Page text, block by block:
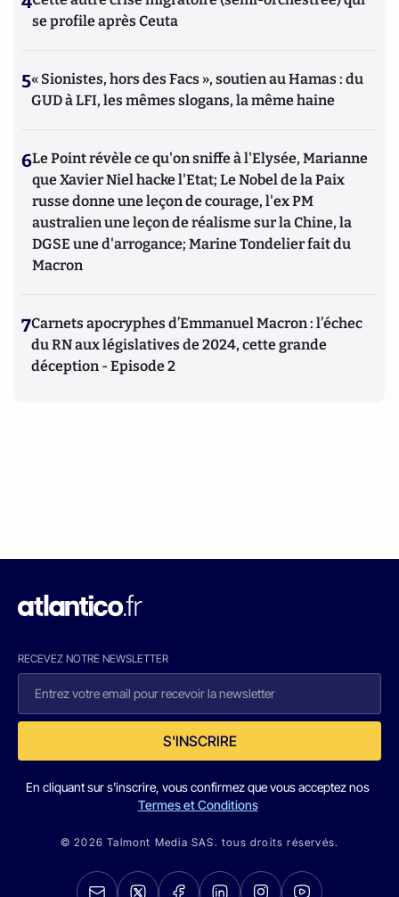
se profile après Ceuta
5« Sionistes, hors des Facs », soutien au Hamas : du
GUD à LFI, les mêmes slogans, la même haine
6Le Point révèle ce qu'on sniffe à l'Elysée, Marianne
que Xavier Niel hacke l'Etat; Le Nobel de la Paix
russe donne une leçon de courage, l'ex PM
australien une leçon de réalisme sur la Chine, la
DGSE une d'arrogance; Marine Tondelier fait du
Macron
7Carnets apocryphes d’Emmanuel Macron : l’échec
du RN aux législatives de 2024, cette grande
déception - Episode 2
RECEVEZ NOTRE NEWSLETTER
S'INSCRIRE
En cliquant sur s'inscrire, vous confirmez que vous acceptez nos
Termes et Conditions
© 2026 Talmont Media SAS. tous droits réservés.